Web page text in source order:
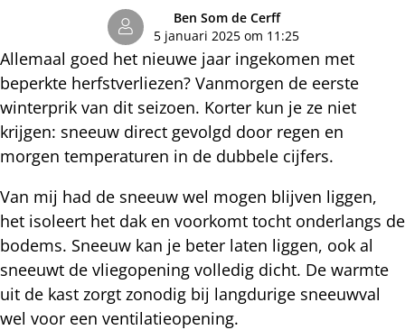
Ben Som de Cerff
5 januari 2025 om 11:25
Allemaal goed het nieuwe jaar ingekomen met
beperkte herfstverliezen? Vanmorgen de eerste
winterprik van dit seizoen. Korter kun je ze niet
krijgen: sneeuw direct gevolgd door regen en
morgen temperaturen in de dubbele cijfers.
Van mij had de sneeuw wel mogen blijven liggen,
het isoleert het dak en voorkomt tocht onderlangs de
bodems. Sneeuw kan je beter laten liggen, ook al
sneeuwt de vliegopening volledig dicht. De warmte
uit de kast zorgt zonodig bij langdurige sneeuwval
wel voor een ventilatieopening.